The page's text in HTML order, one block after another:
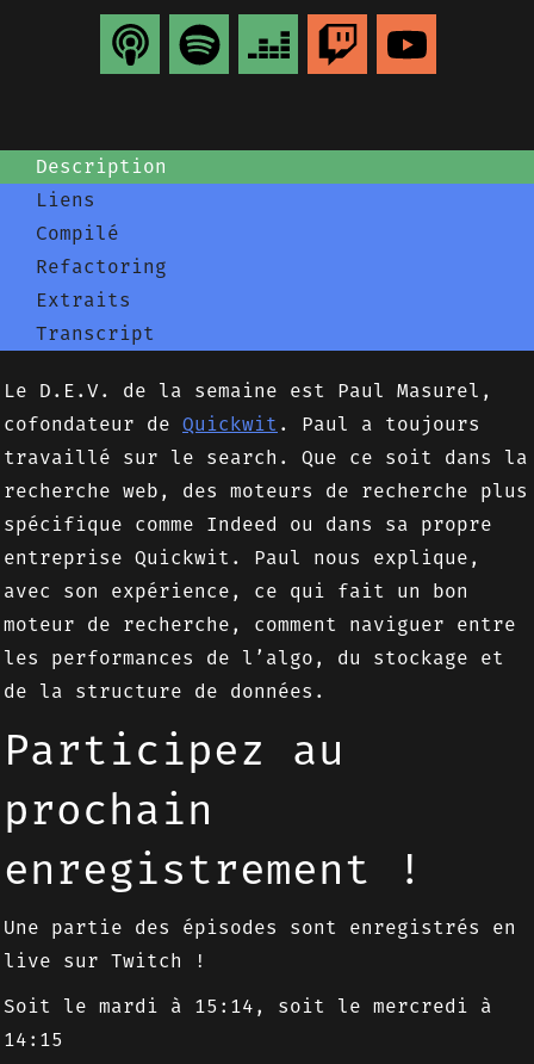
Description
Liens
Compilé
Refactoring
Extraits
Transcript
Le D.E.V. de la semaine est Paul Masurel,
cofondateur de Quickwit . Paul a toujours
travaillé sur le search. Que ce soit dans la
recherche web, des moteurs de recherche plus
spécifique comme Indeed ou dans sa propre
entreprise Quickwit. Paul nous explique,
avec son expérience, ce qui fait un bon
moteur de recherche, comment naviguer entre
les performances de l’algo, du stockage et
de la structure de données.
Participez au
prochain
enregistrement !
Une partie des épisodes sont enregistrés en
live sur Twitch !
Soit le mardi à 15:14, soit le mercredi à
14:15